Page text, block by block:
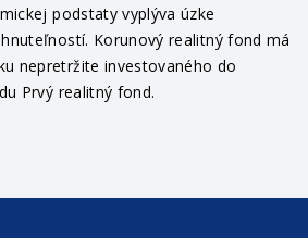
podstaty vyplýva úzke
Korunový realitný fond má
nepretržite investovaného do
Prvý realitný fond.